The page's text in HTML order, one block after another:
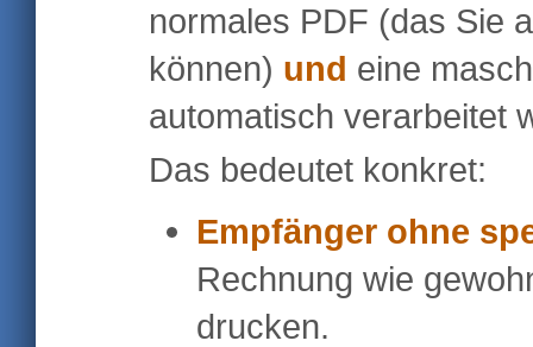
normales PDF (das Sie
können) und eine
automatisch verarbeitet
Das bedeutet konkret:
Empfänger ohne
Rechnung wie
drucken.